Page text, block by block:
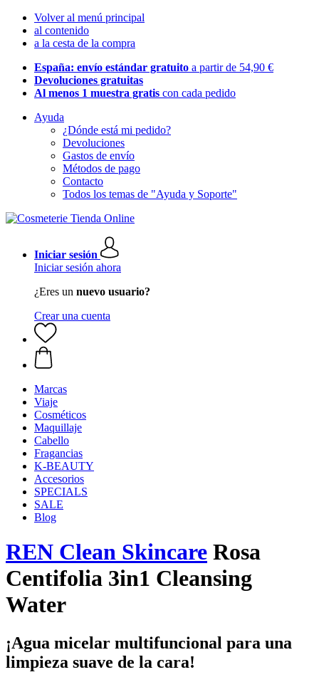
Volver al menú principal
al contenido
a la cesta de la compra
España: envío estándar gratuito a partir de 54,90 €
Devoluciones gratuitas
Al menos 1 muestra gratis con cada pedido
Ayuda
¿Dónde está mi pedido?
Devoluciones
Gastos de envío
Métodos de pago
Contacto
Todos los temas de "Ayuda y Soporte"
Iniciar sesión
Iniciar sesión ahora
¿Eres un nuevo usuario?
Crear una cuenta
Marcas
Viaje
Cosméticos
Maquillaje
Cabello
Fragancias
K-BEAUTY
Accesorios
SPECIALS
SALE
Blog
REN Clean Skincare Rosa
Centifolia 3in1 Cleansing
Water
¡Agua micelar multifuncional para una
limpieza suave de la cara!